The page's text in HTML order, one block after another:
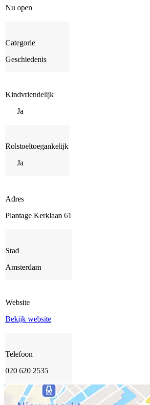
Nu open
Categorie
Geschiedenis
Kindvriendelijk
Ja
Rolstoeltoegankelijk
Ja
Adres
Plantage Kerklaan 61
Stad
Amsterdam
Website
Bekijk website
Telefoon
020 620 2535